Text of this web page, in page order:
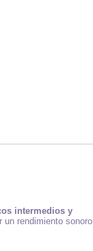
intermedios y
un rendimiento sonoro